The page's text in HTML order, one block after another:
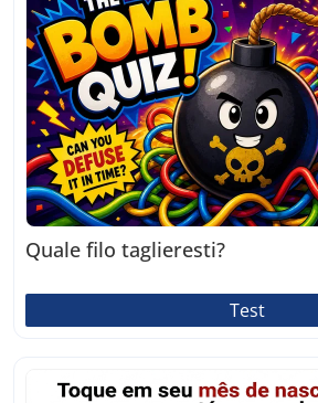
Quale filo taglieresti?
Test